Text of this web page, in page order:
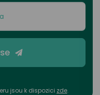
jsou k dispozici zde.